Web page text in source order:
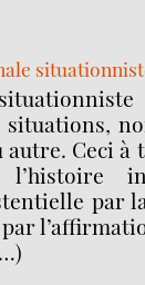
Ceci à
par